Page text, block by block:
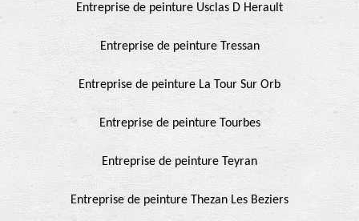
Entreprise de peinture Usclas D Herault
Entreprise de peinture Tressan
Entreprise de peinture La Tour Sur Orb
Entreprise de peinture Tourbes
Entreprise de peinture Teyran
Entreprise de peinture Thezan Les Beziers